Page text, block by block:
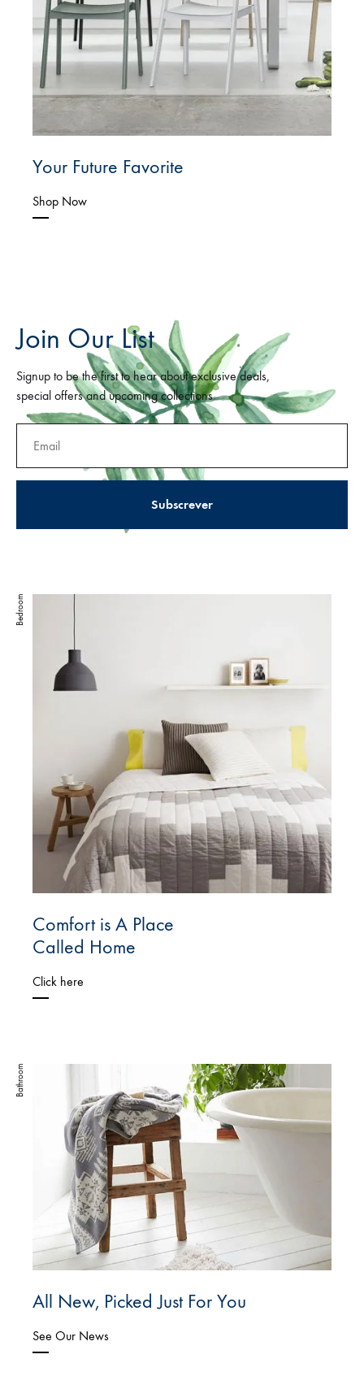
Your Future Favorite
Shop Now
Join Our List
Signup to be the first to hear about exclusive deals,
special offers and upcoming collections
Bedroom
Comfort is A Place
Called Home
Click here
Bathroom
All New, Picked Just For You
See Our News